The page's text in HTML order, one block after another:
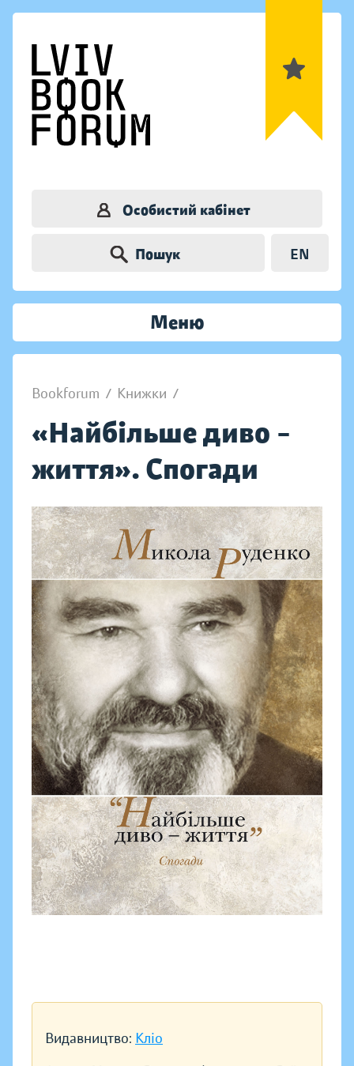
Особистий кабінет
Пошук EN
Меню
Bookforum / Книжки /
«Найбільше диво –
життя». Спогади
Видавництво: Кліо